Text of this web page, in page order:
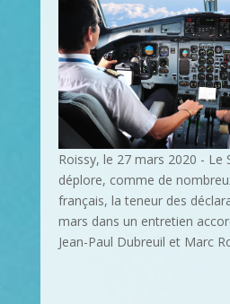
Roissy, le 27 mars 2020 - Le
déplore, comme de
français, la teneur des
mars dans un entretien
Jean-Paul Dubreuil et Marc